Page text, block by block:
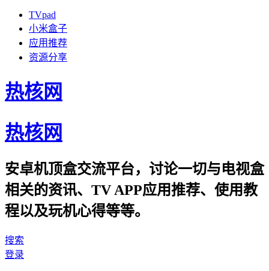
TVpad
小米盒子
应用推荐
资源分享
热核网
热核网
安卓机顶盒交流平台，讨论一切与电视盒
相关的资讯、TV APP应用推荐、使用教
程以及玩机心得等等。
搜索
登录